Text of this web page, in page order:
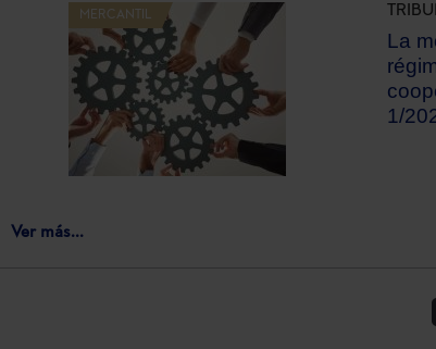
MERCANTIL
La
1/
Ver más...